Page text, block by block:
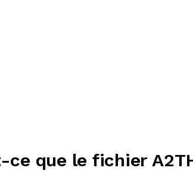
ce que le fichier